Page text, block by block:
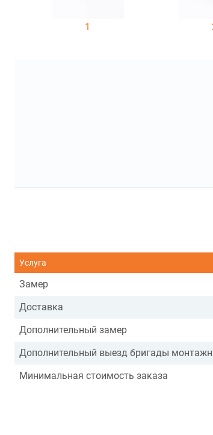
1
Услуга
Замер
Доставка
Дополнительный замер
Дополнительный выезд бригады
Минимальная стоимость заказа